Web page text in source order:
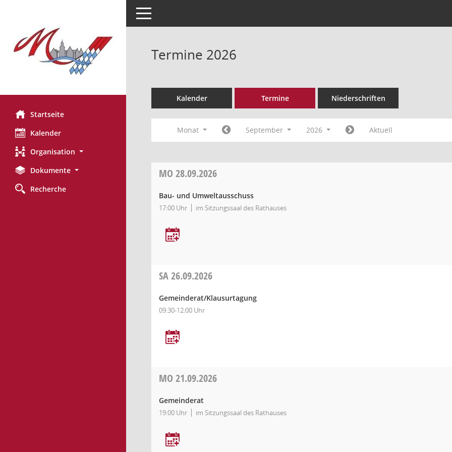
Startseite
Kalender
Organisation
Dokumente
Recherche
Toggle navigation
Termine 2026
Kalender Termine Niederschriften
Monat September 2026 Aktuell
MO 28.09.2026
Bau- und Umweltausschuss
17:00 Uhr im Sitzungssaal des Rathauses
SA26.09.2026
Gemeinderat/Klausurtagung
09:30-12:00 Uhr
MO 21.09.2026
Gemeinderat
19:00 Uhr im Sitzungssaal des Rathauses